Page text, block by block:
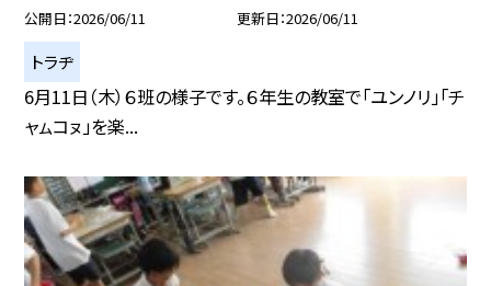
公開日 2026/06/11 更新日 2026/06/11
トラヂ
6月11日（木）６班の様子です。６年生の教室で「ユンノリ」「チ
ャㇺコㇴ」を楽...